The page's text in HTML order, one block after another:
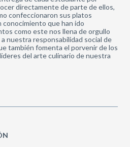
directamente de parte de ellos,
confeccionaron sus platos
conocimiento que han ido
como este nos llena de orgullo
nuestra responsabilidad social de
también fomenta el porvenir de los
del arte culinario de nuestra